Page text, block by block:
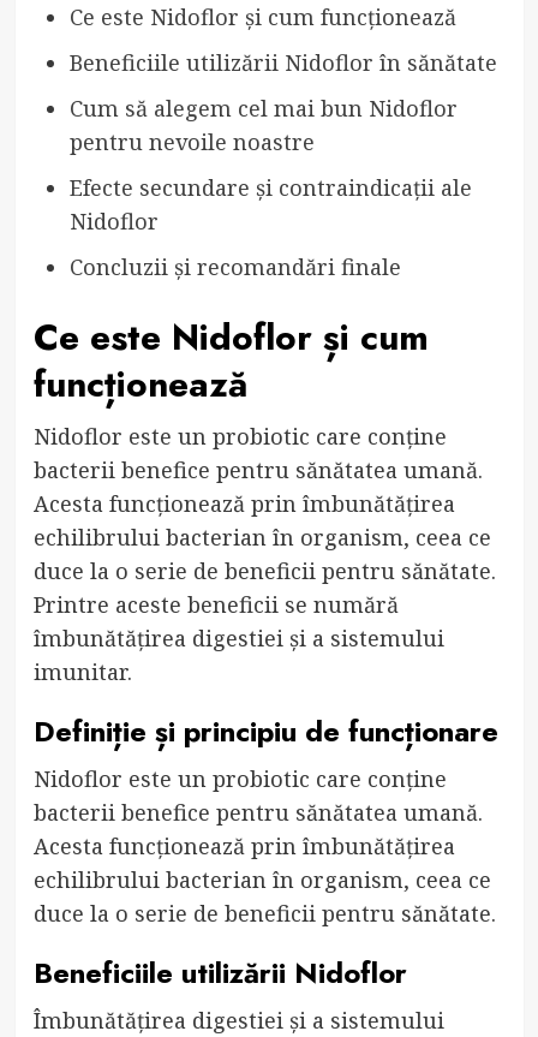
Ce este Nidoflor și cum funcționează
Beneficiile utilizării Nidoflor în sănătate
Cum să alegem cel mai bun Nidoflor
pentru nevoile noastre
Efecte secundare și contraindicații ale
Nidoflor
Concluzii și recomandări finale
Ce este Nidoflor și cum
funcționează
Nidoflor este un probiotic care conține
bacterii benefice pentru sănătatea umană.
Acesta funcționează prin îmbunătățirea
echilibrului bacterian în organism, ceea ce
duce la o serie de beneficii pentru sănătate.
Printre aceste beneficii se numără
îmbunătățirea digestiei și a sistemului
imunitar.
Definiție și principiu de funcționare
Nidoflor este un probiotic care conține
bacterii benefice pentru sănătatea umană.
Acesta funcționează prin îmbunătățirea
echilibrului bacterian în organism, ceea ce
duce la o serie de beneficii pentru sănătate.
Beneficiile utilizării Nidoflor
Îmbunătățirea digestiei și a sistemului